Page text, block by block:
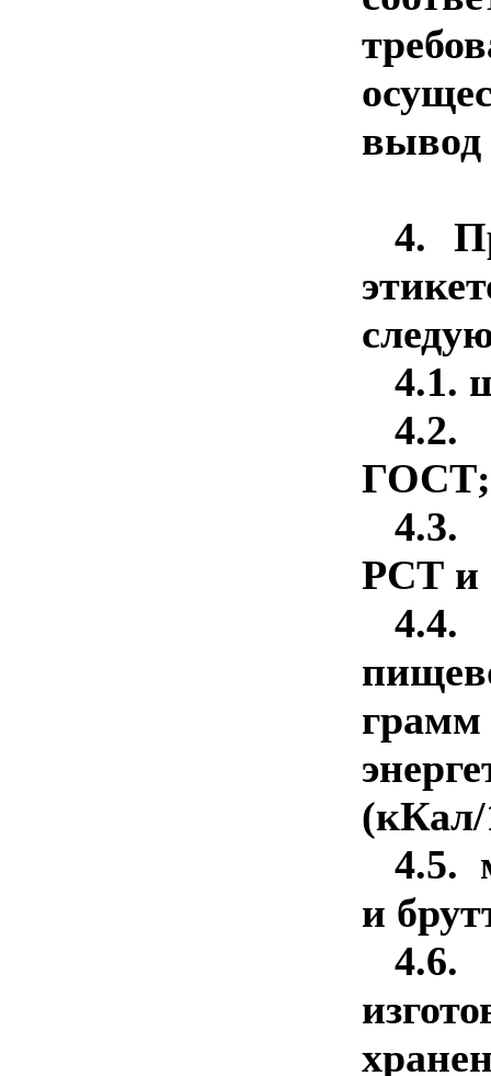
вывод
4.
4.1.
ГОСТ;
РСТ и
(кКал/
4.5.
и